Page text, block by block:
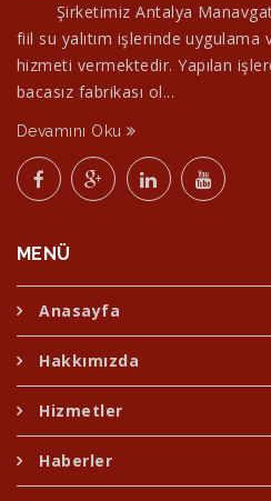
Şirketimiz Antalya Manavgat
fiil su yalıtım işlerinde uygulama
hizmeti vermektedir. Yapılan
bacasız fabrikası ol...
Devamını Oku
MENÜ
Anasayfa
Hakkımızda
Hizmetler
Haberler